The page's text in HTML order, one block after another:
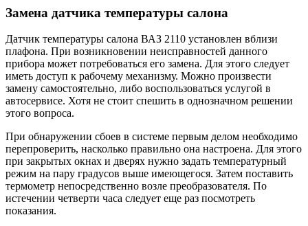
Замена датчика температуры салона
Датчик температуры салона ВАЗ 2110 установлен вблизи
плафона. При возникновении неисправностей данного
прибора может потребоваться его замена. Для этого следует
иметь доступ к рабочему механизму. Можно произвести
замену самостоятельно, либо воспользоваться услугой в
автосервисе. Хотя не стоит спешить в однозначном решении
этого вопроса.
При обнаружении сбоев в системе первым делом необходимо
перепроверить, насколько правильно она настроена. Для этого
при закрытых окнах и дверях нужно задать температурный
режим на пару градусов выше имеющегося. Затем поставить
термометр непосредственно возле преобразователя. По
истечении четверти часа следует еще раз посмотреть
показания.